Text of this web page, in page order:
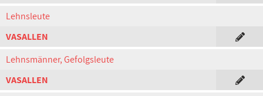
Lehnsleute
VASALLEN
Lehnsmänner, Gefolgsleute
VASALLEN